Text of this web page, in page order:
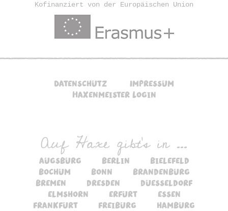
Kofinanziert von der Europäischen Union
Datenschutz
Impressum
Haxenmeister Login
Auf Haxe gibt's in ...
augsburg berlin
bielefeld
bochum
bonn
brandenburg
bremen
dresden
duesseldorf
elmshorn
erfurt
essen
frankfurt
freiburg hamburg